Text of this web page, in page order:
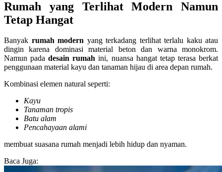
Rumah yang Terlihat Modern Namun
Tetap Hangat
Banyak rumah modern yang terkadang terlihat terlalu kaku atau
dingin karena dominasi material beton dan warna monokrom.
Namun padadesain rumah ini, nuansa hangat tetap terasa berkat
penggunaan material kayu dan tanaman hijau di area depan rumah.
Kombinasi elemen natural seperti:
Kayu
Tanaman tropis
Batu alam
Pencahayaan alami
membuat suasana rumah menjadi lebih hidup dan nyaman.
Baca Juga: